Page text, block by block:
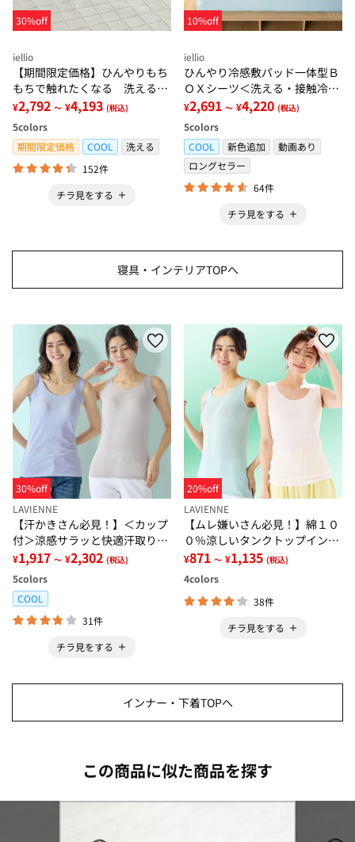
30%off
iellio
【期間限定価格】ひんやりもち
もちで触れたくなる 洗えるラ
グ＜低反発・滑りにくい・接触
冷感・防ダニ・カーペット＞
¥2,792 ～ ¥4,193 (税込)
5colors
期間限定価格
COOL
洗える
152件
チラ見をする
10%off
iellio
ひんやり冷感敷パッド一体型Ｂ
ＯＸシーツ＜洗える・接触冷
感・抗菌防臭・時短・家事楽・
ボックスシーツ・寝苦しさ対策
＞
¥2,691 ～ ¥4,220 (税込)
5colors
COOL
新色追加
動画あり
ロングセラー
64件
チラ見をする
寝具・インテリアTOPへ
30%off
LAVIENNE
【汗かきさん必見！】＜カップ
付＞涼感サラッと快適汗取りタ
ンクトップインナー＜さらりラ
ボ＞
¥1,917 ～ ¥2,302 (税込)
5colors
COOL
31件
チラ見をする
20%off
LAVIENNE
【ムレ嫌いさん必見！】綿１０
０％涼しいタンクトップインナ
ー＜さらりラボ＞
¥871 ～ ¥1,135 (税込)
4colors
38件
チラ見をする
インナー・下着TOPへ
この商品に似た商品を探す